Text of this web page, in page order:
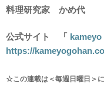
料理研究家 かめ代
公式サイト 「
https://
☆この連載は＜毎週日曜日＞